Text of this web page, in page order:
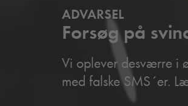
ADVARSEL
Forsøg på
Vi oplever desværre i
med falske SMS´er.